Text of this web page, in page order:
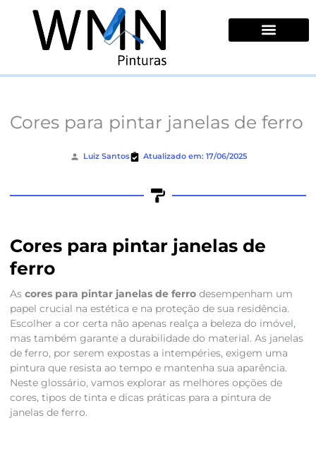
conteúdo
Cores para pintar janelas de ferro
Luiz Santos Atualizado em: 17/06/2025
Cores para pintar janelas de
ferro
As cores para pintar janelas de ferrodesempenham um
papel crucial na estética e na proteção de sua residência.
Escolher a cor certa não apenas realça a beleza do imóvel,
mas também garante a durabilidade do material. As janelas
de ferro, por serem expostas a intempéries, exigem uma
pintura que resista ao tempo e mantenha sua aparência.
Neste glossário, vamos explorar as melhores opções de
cores, tipos de tinta e dicas práticas para a pintura de
janelas de ferro.